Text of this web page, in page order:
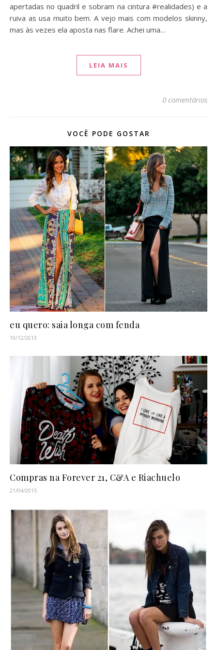
apertadas no quadril e sobram na cintura #realidades) e a
ruiva as usa muito bem. A vejo mais com modelos skinny,
mas às vezes ela aposta nas flare. Achei uma…
LEIA MAIS
0 comentários
VOCÊ PODE GOSTAR
eu quero: saia longa com fenda
19/12/2013
Compras na Forever 21, C&A e Riachuelo
21/04/2015